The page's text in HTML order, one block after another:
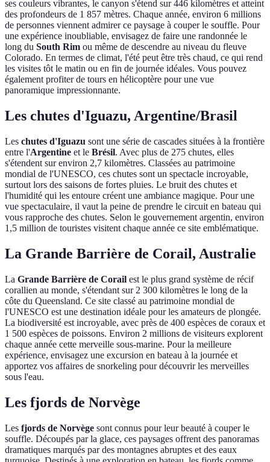
ses couleurs vibrantes, le canyon s'étend sur 446 kilomètres et atteint
des profondeurs de 1 857 mètres. Chaque année, environ 6 millions
de personnes viennent admirer ce paysage à couper le souffle. Pour
une expérience inoubliable, envisagez de faire une randonnée le
long du South Rim ou même de descendre au niveau du fleuve
Colorado. En termes de climat, l'été peut être très chaud, ce qui rend
les visites tôt le matin ou en fin de journée idéales. Vous pouvez
également profiter de tours en hélicoptère pour une vue
panoramique impressionnante.
Les chutes d'Iguazu, Argentine/Brasil
Les chutes d'Iguazu sont une série de cascades situées à la frontière
entre l'Argentine et le Brésil. Avec plus de 275 chutes, elles
s'étendent sur environ 2,7 kilomètres. Classées au patrimoine
mondial de l'UNESCO, ces chutes sont un spectacle incroyable,
surtout lors des saisons de fortes pluies. Le bruit des chutes et
l'humidité qui les entoure créent une ambiance magique. Pour une
vue spectaculaire, il vaut la peine de prendre le circuit en bateau qui
vous rapproche des chutes. Selon le gouvernement argentin, environ
1,5 million de touristes visitent chaque année ce site emblématique.
La Grande Barrière de Corail, Australie
La Grande Barrière de Corail est le plus grand système de récif
corallien au monde, s'étendant sur 2 300 kilomètres le long de la
côte du Queensland. Ce site classé au patrimoine mondial de
l'UNESCO est une destination idéale pour les amateurs de plongée.
La biodiversité est incroyable, avec près de 400 espèces de coraux et
1 500 espèces de poissons. Environ 2 millions de visiteurs explorent
chaque année cette merveille sous-marine. Pour la meilleure
expérience, envisagez une excursion en bateau à la journée et
apportez vos affaires de snorkeling pour découvrir les merveilles
sous l'eau.
Les fjords de Norvège
Les fjords de Norvège sont connus pour leur beauté à couper le
souffle. Découpés par la glace, ces paysages offrent des panoramas
dramatiques marqués par des montagnes abruptes et des eaux